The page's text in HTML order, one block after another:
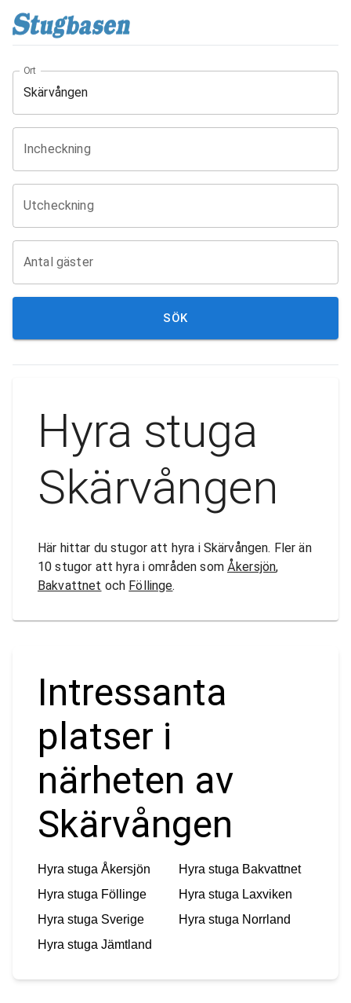
Ort
Incheckning
Utcheckning
Antal gäster
SÖK
Hyra stuga
Skärvången
Här hittar du stugor att hyra i Skärvången. Fler än
10 stugor att hyra i områden som Åkersjön,
Bakvattnet och Föllinge.
Intressanta
platser i
närheten av
Skärvången
Hyra stuga Åkersjön Hyra stuga Bakvattnet
Hyra stuga Föllinge Hyra stuga Laxviken
Hyra stuga Sverige Hyra stuga Norrland
Hyra stuga Jämtland